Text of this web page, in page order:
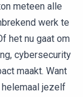
meteen alle
werk te
het nu gaat om
cybersecurity
maakt. Want
helemaal jezelf